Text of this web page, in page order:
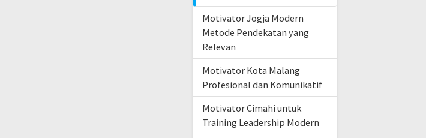
Motivator Jogja Modern
Metode Pendekatan yang
Relevan
Motivator Kota Malang
Profesional dan Komunikatif
Motivator Cimahi untuk
Training Leadership Modern